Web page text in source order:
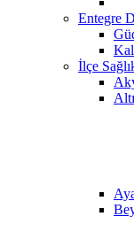
Entegre
İlçe